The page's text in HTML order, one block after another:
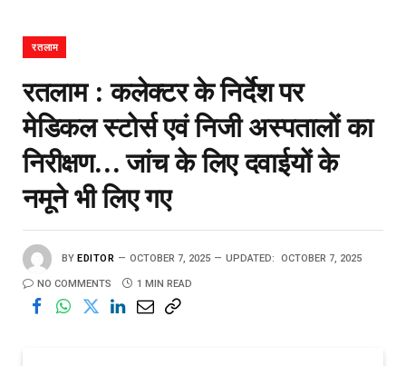
रतलाम
रतलाम : कलेक्टर के निर्देश पर
मेडिकल स्टोर्स एवं निजी अस्पतालों का
निरीक्षण… जांच के लिए दवाईयों के
नमूने भी लिए गए
BY EDITOR OCTOBER 7, 2025 UPDATED: OCTOBER 7, 2025
NO COMMENTS 1 MIN READ